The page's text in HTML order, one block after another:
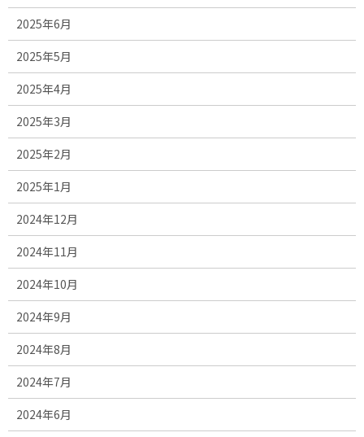
2025年6月
2025年5月
2025年4月
2025年3月
2025年2月
2025年1月
2024年12月
2024年11月
2024年10月
2024年9月
2024年8月
2024年7月
2024年6月